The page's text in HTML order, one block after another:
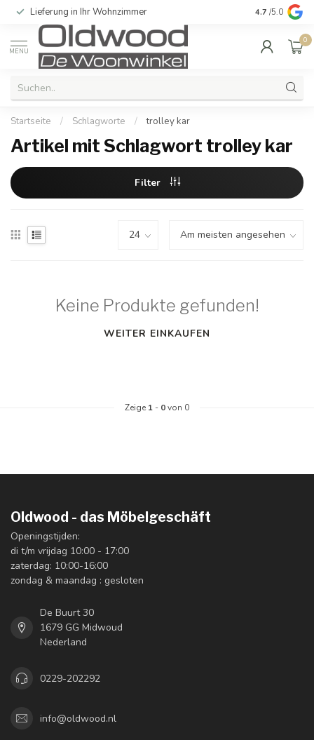
Lieferung in Ihr Wohnzimmer Qualität und
4.7 /5.0
MENU
0
Startseite / Schlagworte / trolley kar
Artikel mit Schlagwort trolley kar
Filter
Keine Produkte gefunden!
WEITER EINKAUFEN
Zeige 1 - 0von 0
Oldwood - das Möbelgeschäft
Openingstijden:
di t/m vrijdag 10:00 - 17:00
zaterdag: 10:00-16:00
zondag & maandag : gesloten
De Buurt 30
1679 GG Midwoud
Nederland
0229-202292
info@oldwood.nl